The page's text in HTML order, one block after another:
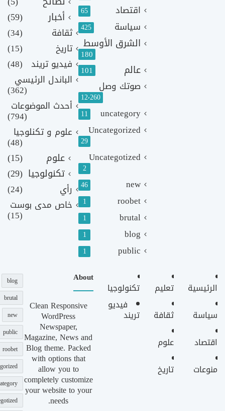
اقتصاد 65
سياسة 425
الشرق الأوسط
180
عالم 101
صوتك وصل
12٬260
uncategory
11
Uncategorized
29
Uncategotized
2
new
46
roobet
1
brutal
1
blog
1
public
1
أخبار
(59)
ثقافة
(34)
تاريخ
(15)
فيديو تريند (48)
الباندل الرئيسي
(362)
أحدث الموضوعات
(794)
علوم و تكنلوجيا
(48)
علوم
(15)
تكنولوجيا (29)
رأي
(24)
خاص مدى بوست
(15)
الرئيسية
سياسة
اقتصاد
منوعات
تعليم
ثقافة
علوم
تاريخ
تكنولوجيا
فيديو
تريند
About
Clean Responsive
WordPress
Newspaper,
Magazine, News and
Blog theme. Packed
with options that
allow you to
completely customize
your website to your
needs.
blog
brutal
new
public
roobet